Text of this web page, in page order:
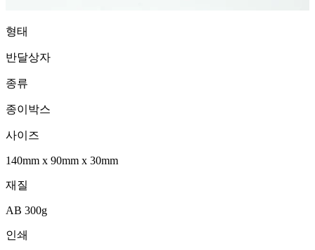
형태
반달상자
종류
종이박스
사이즈
140mm x 90mm x 30mm
재질
AB 300g
인쇄